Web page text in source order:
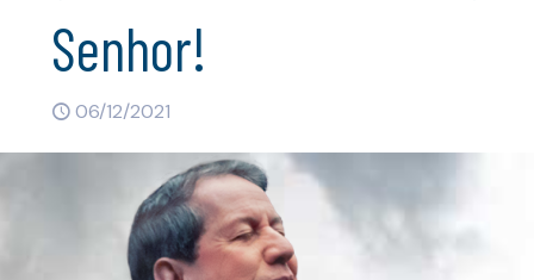
Senhor!
06/12/2021